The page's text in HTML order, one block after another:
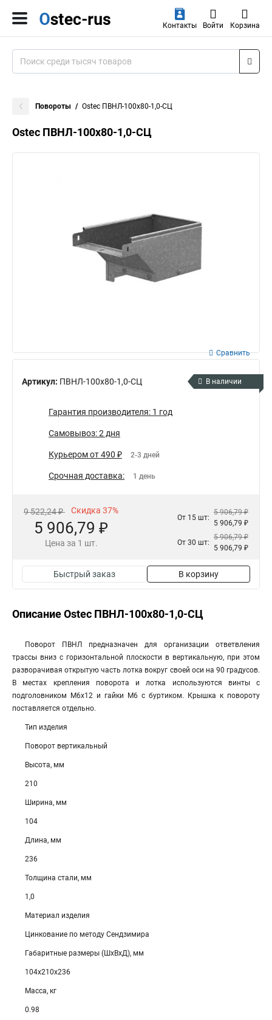
Контакты Войти Корзина
Повороты Ostec ПВНЛ-100х80-1,0-СЦ
Ostec ПВНЛ-100х80-1,0-СЦ
Артикул: ПВНЛ-100х80-1,0-СЦ
Сравнить
В наличии
Гарантия производителя: 1 год
Самовывоз: 2 дня
Курьером от 490 ₽ 2-3 дней
Срочная доставка: 1 день
9 522,24 ₽ Скидка 37%
5 906,79 ₽
Цена за 1 шт.
От 15 шт:
5 906,79 ₽
5 906,79 ₽
От 30 шт:
5 906,79 ₽
5 906,79 ₽
Быстрый заказ В корзину
Описание Ostec ПВНЛ-100х80-1,0-СЦ
Поворот ПВНЛ предназначен для организации ответвления
трассы вниз с горизонтальной плоскости в вертикальную, при этом
разворачивая открытую часть лотка вокруг своей оси на 90 градусов.
В местах крепления поворота и лотка используются винты с
подголовником М6х12 и гайки М6 с буртиком. Крышка к повороту
поставляется отдельно.
Тип изделия
Поворот вертикальный
Высота, мм
210
Ширина, мм
104
Длина, мм
236
Толщина стали, мм
1,0
Материал изделия
Цинкование по методу Сендзимира
Габаритные размеры (ШхВхД), мм
104х210х236
Масса, кг
0.98